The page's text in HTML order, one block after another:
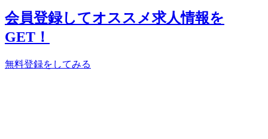
会員登録してオススメ求人情報を
GET！
無料登録をしてみる